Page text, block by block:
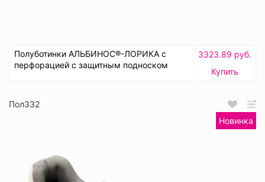
Полуботинки АЛЬБИНОС®-ЛОРИКА с
перфорацией с защитным подноском
3323.89 руб.
Купить
Пол332
Новинка